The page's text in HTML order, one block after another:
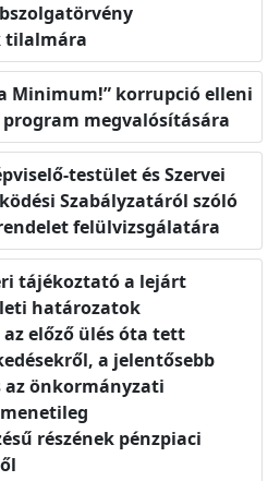
tilalmára
a Minimum!” korrupció elleni
megvalósítására
testület és Szervei
Szabályzatáról szóló
felülvizsgálatára
tájékoztató a lejárt
határozatok
előző ülés óta tett
a jelentősebb
az önkormányzati
részének pénzpiaci